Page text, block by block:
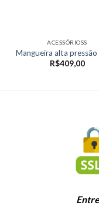
ACESSÓRIOSS
Mangueira alta pressão
R$409,00